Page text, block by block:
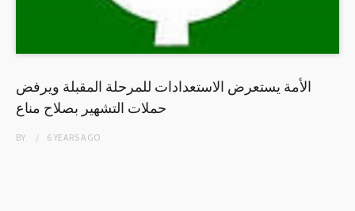
الأمة يستعرض الاستعدادات للمرحلة المقبلة ويرفض
حملات التشهير بصلاح مناع
BY 6 YEARSAGO